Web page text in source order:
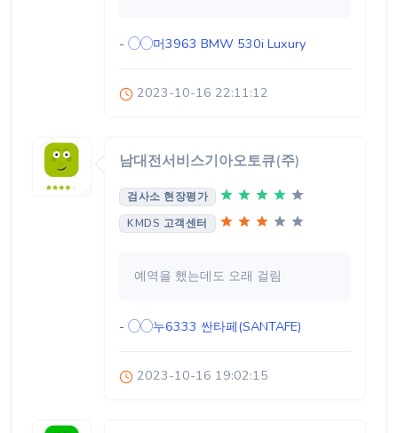
- ◯◯머3963 BMW 530i Luxury
2023-10-16 22:11:12
남대전서비스기아오토큐(주)
검사소 현장평가
KMDS 고객센터
예역을 했는데도 오래 걸림
- ◯◯누6333 싼타페(SANTAFE)
2023-10-16 19:02:15